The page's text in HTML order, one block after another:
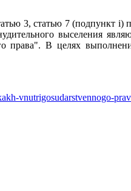
3, статью 7 (подпункт
выселения
В целях
vnutrigosudarstvennogo-